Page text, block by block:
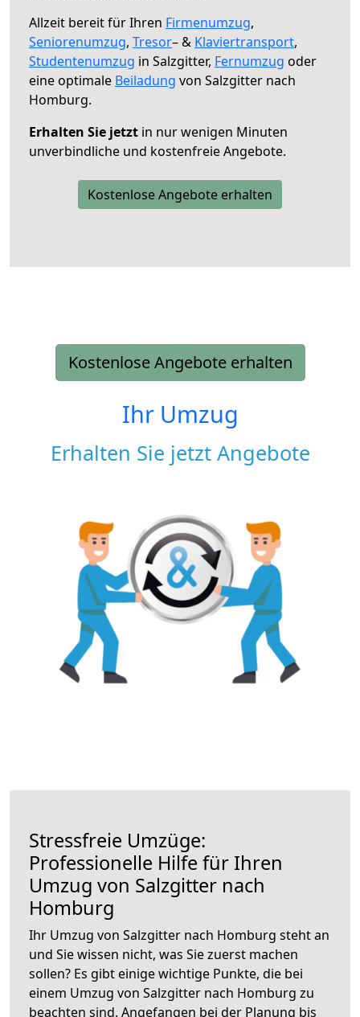
Allzeit bereit für Ihren Firmenumzug,
Seniorenumzug, Tresor– & Klaviertransport,
Studentenumzug in Salzgitter, Fernumzug oder
eine optimale Beiladung von Salzgitter nach
Homburg.
Erhalten Sie jetzt in nur wenigen Minuten
unverbindliche und kostenfreie Angebote.
Kostenlose Angebote erhalten
Kostenlose Angebote erhalten
Ihr Umzug
Erhalten Sie jetzt Angebote
Stressfreie Umzüge:
Professionelle Hilfe für Ihren
Umzug von Salzgitter nach
Homburg
Ihr Umzug von Salzgitter nach Homburg steht an
und Sie wissen nicht, was Sie zuerst machen
sollen? Es gibt einige wichtige Punkte, die bei
einem Umzug von Salzgitter nach Homburg zu
beachten sind. Angefangen bei der Planung bis